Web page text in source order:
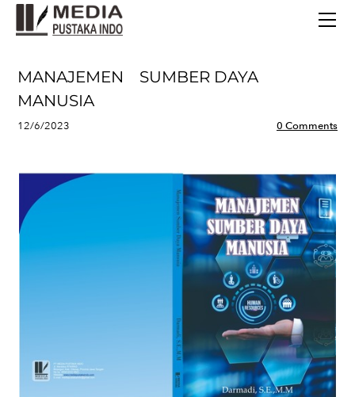
MANAJEMEN SUMBER DAYA
MANUSIA
12/6/2023 0 Comments